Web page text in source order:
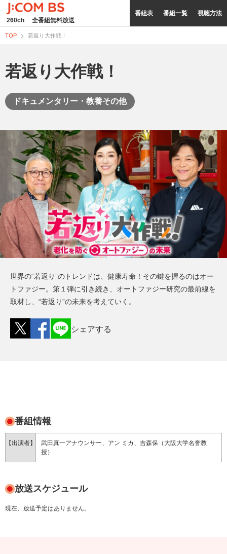
260ch 全番組無料放送
番組表 番組一覧 視聴方法
TOP 若返り大作戦！
若返り大作戦！
ドキュメンタリー・教養その他
世界の“若返り”のトレンドは、健康寿命！その鍵を握るのはオー
トファジー。第１弾に引き続き、オートファジー研究の最前線を
取材し、“若返り”の未来を考えていく。
シェアする
番組情報
【出演者】
武田真一アナウンサー、アン ミカ、吉森保（大阪大学名誉教
授）
放送スケジュール
現在、放送予定はありません。